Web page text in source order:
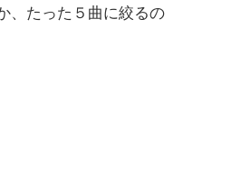
、たった５曲に絞るの